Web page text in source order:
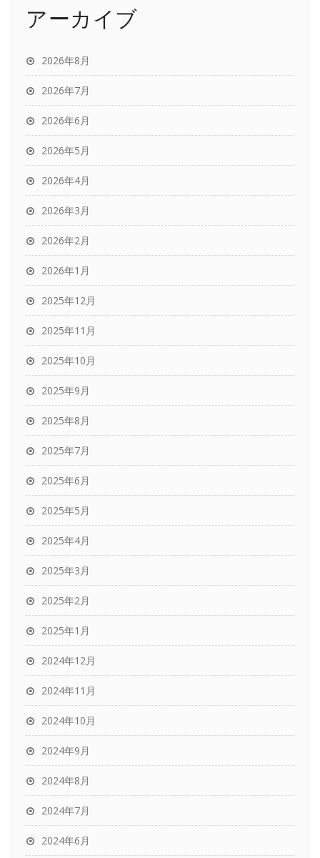
アーカイブ
2026年8月
2026年7月
2026年6月
2026年5月
2026年4月
2026年3月
2026年2月
2026年1月
2025年12月
2025年11月
2025年10月
2025年9月
2025年8月
2025年7月
2025年6月
2025年5月
2025年4月
2025年3月
2025年2月
2025年1月
2024年12月
2024年11月
2024年10月
2024年9月
2024年8月
2024年7月
2024年6月